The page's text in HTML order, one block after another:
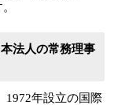
法人の常務理事
1972年設立の国際